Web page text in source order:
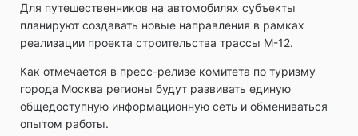
Для путешественников на автомобилях субъекты
планируют создавать новые направления в рамках
реализации проекта строительства трассы М-12.
Как отмечается в пресс-релизе комитета по туризму
города Москва регионы будут развивать единую
общедоступную информационную сеть и обмениваться
опытом работы.